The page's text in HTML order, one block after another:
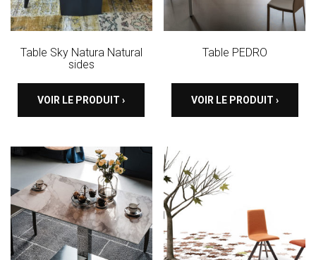
Table Sky Natura Natural
sides
VOIR LE PRODUIT ›
Table PEDRO
VOIR LE PRODUIT ›